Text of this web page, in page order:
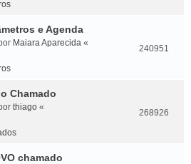
e Agenda
Maiara Aparecida «
240951
Chamado
thiago «
268926
chamado